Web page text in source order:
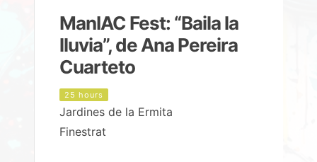
ManIAC Fest: “Baila la
lluvia”, de Ana Pereira
Cuarteto
25 hours
Jardines de la Ermita
Finestrat